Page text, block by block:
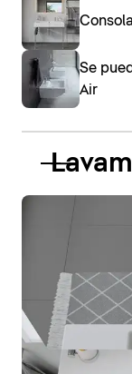
Se
Air